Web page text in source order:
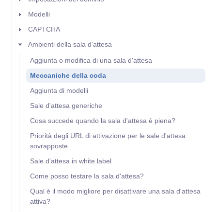
Modelli
CAPTCHA
Ambienti della sala d'attesa
Aggiunta o modifica di una sala d'attesa
Meccaniche della coda
Aggiunta di modelli
Sale d'attesa generiche
Cosa succede quando la sala d'attesa è piena?
Priorità degli URL di attivazione per le sale d'attesa
sovrapposte
Sale d'attesa in white label
Come posso testare la sala d'attesa?
Qual è il modo migliore per disattivare una sala d'attesa
attiva?